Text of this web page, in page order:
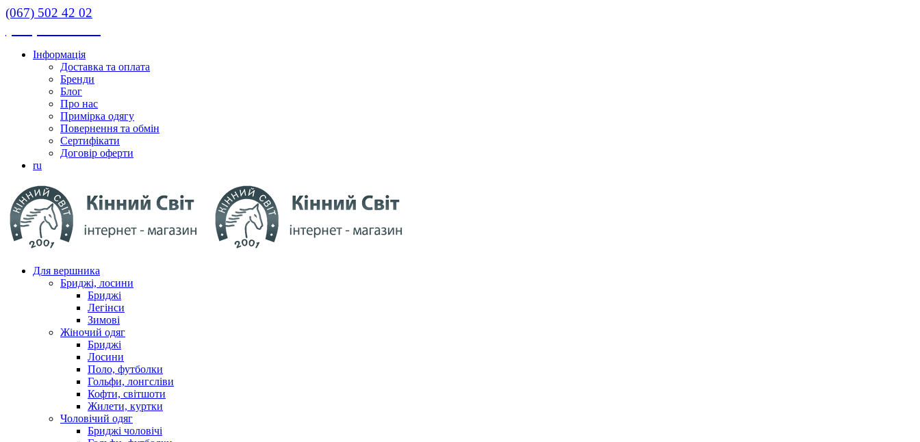
(067) 502 42 02
Інформація
Доставка та оплата
Бренди
Блог
Про нас
Примірка одягу
Повернення та обмін
Сертифікати
Договір оферти
ru
Для вершника
Бриджі, лосини
Бриджі
Легінси
Зимові
Жіночий одяг
Бриджі
Лосини
Поло, футболки
Гольфи, лонгсліви
Кофти, світшоти
Жилети, куртки
Чоловічий одяг
Бриджі чоловічі